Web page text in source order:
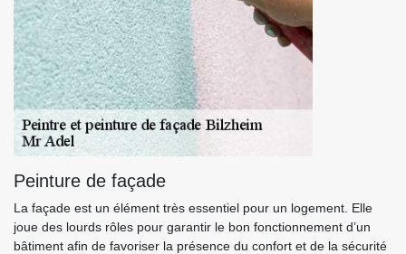
Peinture de façade
La façade est un élément très essentiel pour un logement. Elle
joue des lourds rôles pour garantir le bon fonctionnement d’un
bâtiment afin de favoriser la présence du confort et de la sécurité